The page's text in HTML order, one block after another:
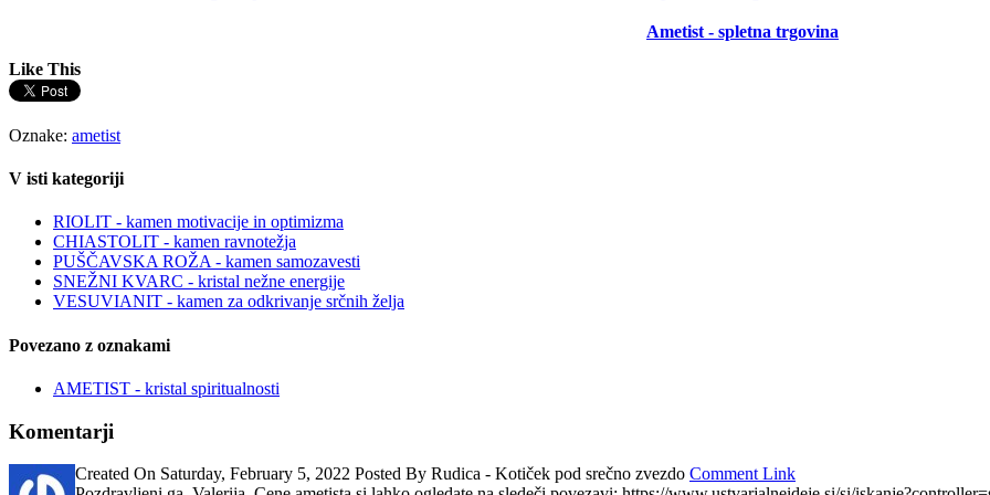
Ametist - spletna trgovina
Like This
Oznake: ametist
V isti kategoriji
RIOLIT - kamen motivacije in optimizma
CHIASTOLIT - kamen ravnotežja
PUŠČAVSKA ROŽA - kamen samozavesti
SNEŽNI KVARC - kristal nežne energije
VESUVIANIT - kamen za odkrivanje srčnih želja
Povezano z oznakami
AMETIST - kristal spiritualnosti
Komentarji
Created On Saturday, February 5, 2022 Posted By Rudica - Kotiček pod srečno zvezdo Comment Link